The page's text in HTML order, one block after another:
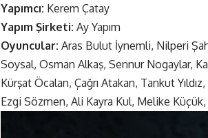
Yapımcı: Kerem Çatay
Yapım Şirketi: Ay Yapım
Oyuncular: Aras Bulut İynemli, Nilperi
Soysal, Osman Alkaş, Sennur Nogaylar,
Kürşat Öcalan, Çağrı Atakan, Tankut
Ezgi Sözmen, Ali Kayra Kul, Melike